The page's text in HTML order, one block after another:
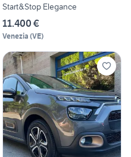
Start&Stop Elegance
11.400 €
Venezia (VE)